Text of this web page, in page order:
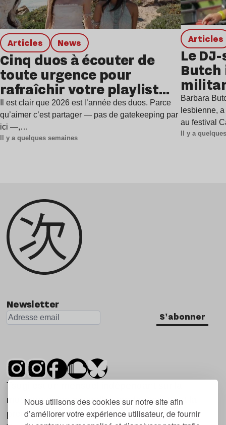
Nous utilisons des cookies sur notre site afin
d’améliorer votre expérience utilisateur, de fournir
Articles news
Cinq duos à écouter de
toute urgence pour
rafraîchir votre playlist
estivale
Il est clair que 2026 est l’année des duos. Parce
qu’aimer c’est partager — pas de gatekeeping par
ici —,…
Il y a quelques semaines
Articles
Le
Butch
à
Barbara
lesbienne,
au festival
Il y a
Newsletter
S'abonner
Tsugi est un mensuel indépendant sur la
musique et les nouvelles tendances, dont la
première parution date de 2007.